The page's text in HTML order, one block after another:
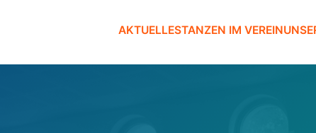
AKTUELLESTANZEN IM VEREIN